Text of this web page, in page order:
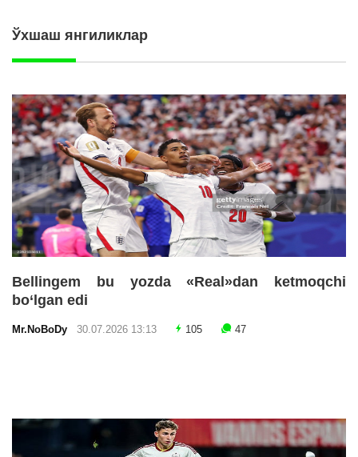
Ўхшаш янгиликлар
Bellingem bu yozda «Real»dan ketmoqchi
bo‘lgan edi
Mr.NoBoDy 30.07.2026 13:13 105 47